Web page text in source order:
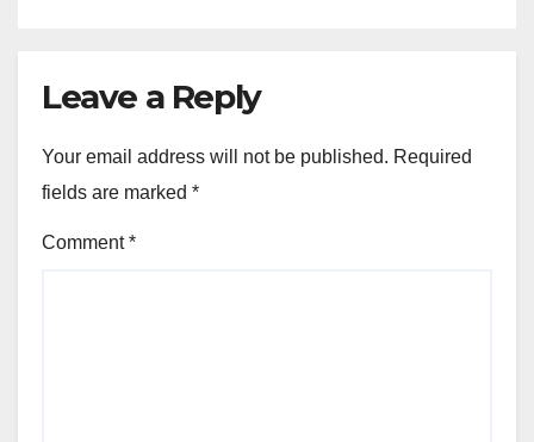
Leave a Reply
Your email address will not be published. Required
fields are marked *
Comment*